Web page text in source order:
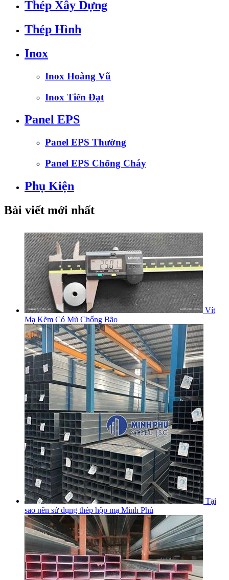
Thép Xây Dựng
Thép Hình
Inox
Inox Hoàng Vũ
Inox Tiến Đạt
Panel EPS
Panel EPS Thường
Panel EPS Chống Cháy
Phụ Kiện
Bài viết mới nhất
Vít
Mạ Kẽm Có Mũ Chống Bão
Tại
sao nên sử dụng thép hộp mạ Minh Phú